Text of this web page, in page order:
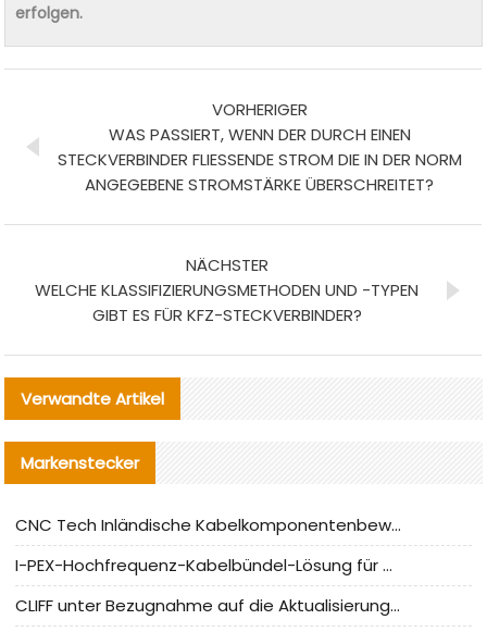
erfolgen.
VORHERIGER
WAS PASSIERT, WENN DER DURCH EINEN
STECKVERBINDER FLIESSENDE STROM DIE IN DER NORM A
NGEGEBENE STROMSTÄRKE ÜBERSCHREITET?
NÄCHSTER
WELCHE KLASSIFIZIERUNGSMETHODEN UND -TYPEN
GIBT ES FÜR KFZ-STECKVERBINDER?
Verwandte Artikel
Markenstecker
CNC Tech Inländische Kabelkomponentenbewertung und Massenproduktionsanpassungsanleitung
I-PEX-Hochfrequenz-Kabelbündel-Lösung für die heimische Produktion analysiert
CLIFF unter Bezugnahme auf die Aktualisierung der chinesischen Stecker-Testnormen